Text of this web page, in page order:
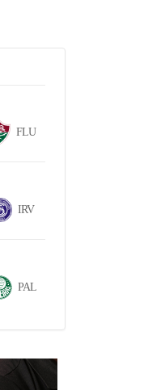
FLU
IRV
PAL